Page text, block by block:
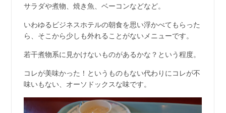
サラダや煮物、焼き魚、ベーコンなどなど。
いわゆるビジネスホテルの朝食を思い浮かべてもらった
ら、そこから少しも外れることがないメニューです。
若干煮物系に見かけないものがあるかな？という程度。
コレが美味かった！というものもない代わりにコレが不
味いもない、オーソドックスな味です。